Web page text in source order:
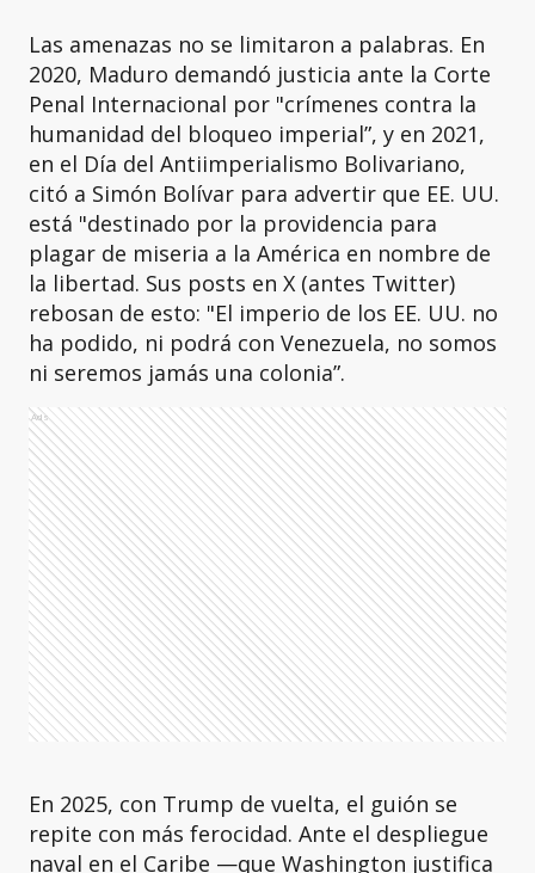
Las amenazas no se limitaron a palabras. En
2020, Maduro demandó justicia ante la Corte
Penal Internacional por "crímenes contra la
humanidad del bloqueo imperial”, y en 2021,
en el Día del Antiimperialismo Bolivariano,
citó a Simón Bolívar para advertir que EE. UU.
está "destinado por la providencia para
plagar de miseria a la América en nombre de
la libertad. Sus posts en X (antes Twitter)
rebosan de esto: "El imperio de los EE. UU. no
ha podido, ni podrá con Venezuela, no somos
ni seremos jamás una colonia”.
Ads
En 2025, con Trump de vuelta, el guión se
repite con más ferocidad. Ante el despliegue
naval en el Caribe —que Washington justifica